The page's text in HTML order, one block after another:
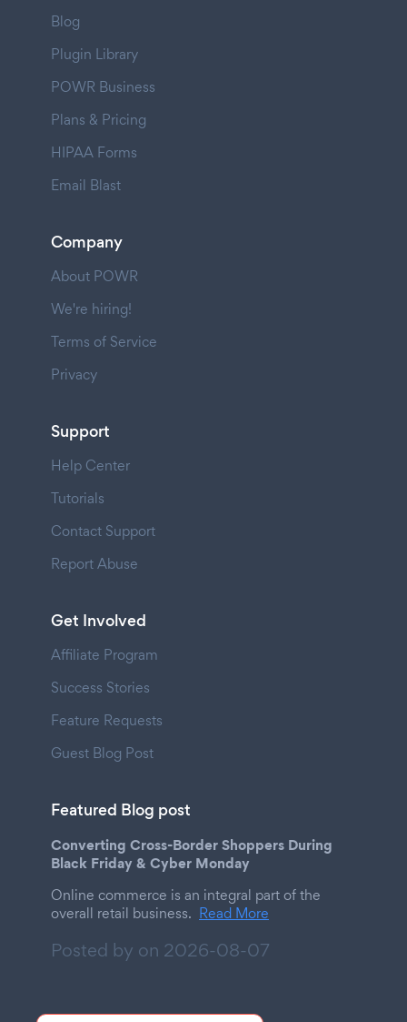
Blog
Plugin Library
POWR Business
Plans & Pricing
HIPAA Forms
Email Blast
Company
About POWR
We're hiring!
Terms of Service
Privacy
Support
Help Center
Tutorials
Contact Support
Report Abuse
Get Involved
Affiliate Program
Success Stories
Feature Requests
Guest Blog Post
Featured Blog post
Converting Cross-Border Shoppers During
Black Friday & Cyber Monday
Online commerce is an integral part of the
overall retail business. Read More
Posted by on 2026-08-07